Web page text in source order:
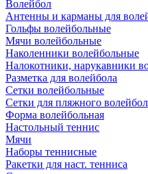
Волейбол
Антенны и карманы для
Гольфы волейбольные
Мячи волейбольные
Наколенники волейбольные
Налокотники, нарукавники
Разметка для волейбола
Сетки волейбольные
Сетки для пляжного
Форма волейбольная
Настольный теннис
Мячи
Наборы теннисные
Ракетки для наст. тенниса